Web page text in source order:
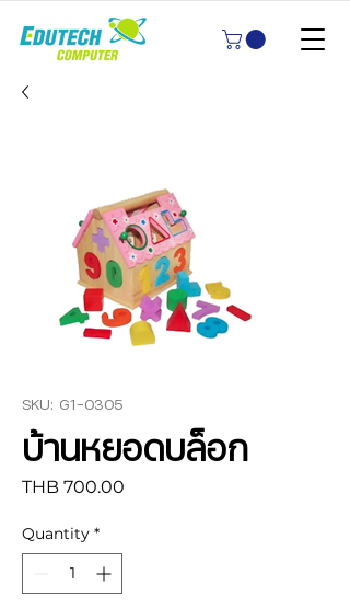
SKU: G1-0305
บ้านหยอดบล็อก
THB 700.00
Quantity *